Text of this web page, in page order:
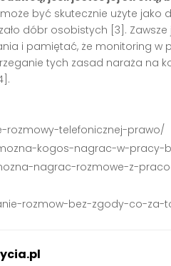
może być skutecznie użyte
dóbr osobistych [3].
i pamiętać, że monitoring w
tych zasad naraża na
rozmowy-telefonicznej-prawo/
kogos-nagrac-w-pracy-
nagrac-rozmowe-z-
rozmow-bez-zgody-co-